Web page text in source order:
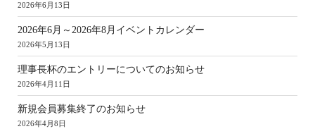
2026年6月13日
2026年6月～2026年8月イベントカレンダー
2026年5月13日
理事長杯のエントリーについてのお知らせ
2026年4月11日
新規会員募集終了のお知らせ
2026年4月8日